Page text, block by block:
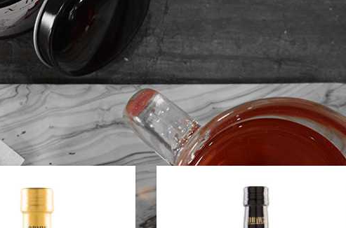
/Προϊόντα με ετικέτα “ελαιόλαδο” Show 9